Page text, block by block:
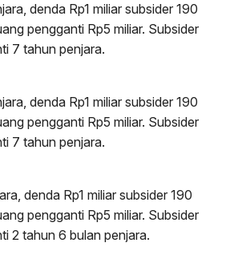
denda Rp1 miliar subsider 190
pengganti Rp5 miliar. Subsider
7 tahun penjara.
denda Rp1 miliar subsider 190
pengganti Rp5 miliar. Subsider
7 tahun penjara.
denda Rp1 miliar subsider 190
pengganti Rp5 miliar. Subsider
2 tahun 6 bulan penjara.